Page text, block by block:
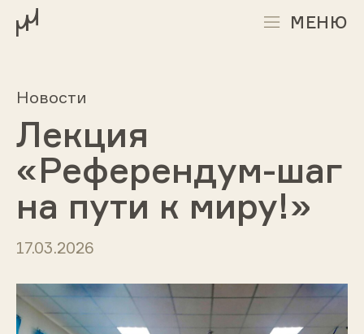
МЕНЮ
Новости
Лекция
«Референдум-шаг
на пути к миру!»
17.03.2026